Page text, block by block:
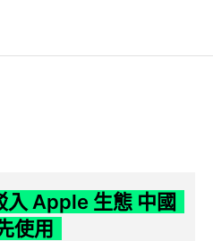
入 Apple 生態 中國
使用